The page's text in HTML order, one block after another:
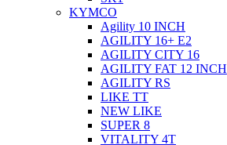
KYMCO
Agility 10 INCH
AGILITY 16+ E2
AGILITY CITY 16
AGILITY FAT 12 INCH
AGILITY RS
LIKE TT
NEW LIKE
SUPER 8
VITALITY 4T